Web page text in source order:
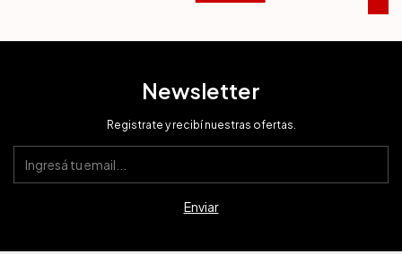
Newsletter
Registrate y recibí nuestras ofertas.